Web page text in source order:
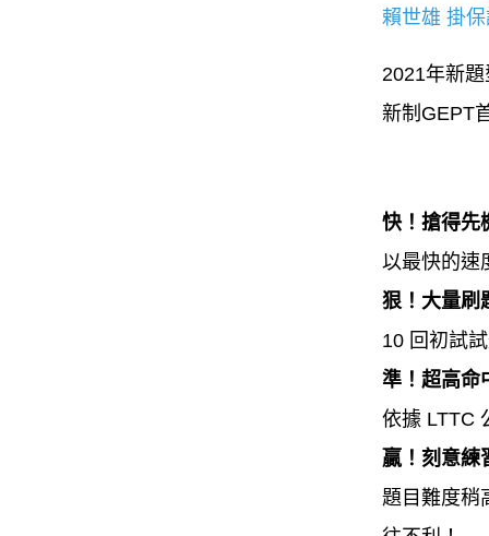
賴世雄 掛
2021年新
新制GEPT
快！搶得先
以最快的速
狠！大量刷
10 回初試
準！超高命
依據 LTTC
贏！刻意練
題目難度稍